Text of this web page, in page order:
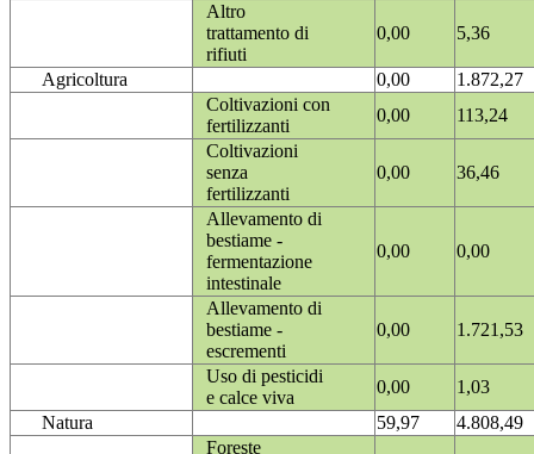
Altro
trattamento di
rifiuti
0,00 5,36
Agricoltura 0,00
1.872,27
Coltivazioni con
fertilizzanti
0,00
113,24
Coltivazioni
senza
fertilizzanti
0,00 36,46
Allevamento di
bestiame -
fermentazione
intestinale
0,00 0,00
Allevamento di
bestiame -
escrementi
0,00 1.721,53
Uso di pesticidi
e calce viva
0,00
1,03
Natura
59,97
4.808,49
Foreste